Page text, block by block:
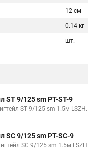
12 см
0.14 кг
шт.
ST 9/125 sm PT-ST-9
ST 9/125 sm 1.5м LSZH.
SC 9/125 sm PT-SC-9
SC 9/125 sm 1.5м LSZH